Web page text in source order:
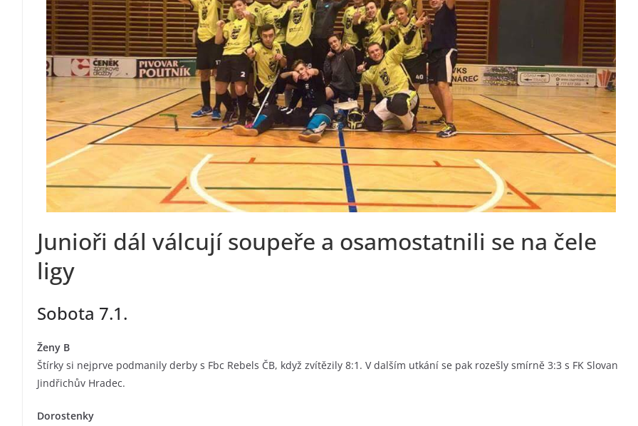
Junioři dál válcují soupeře a osamostatnili se na čele
ligy
Sobota 7.1.
Ženy B
Štírky si nejprve podmanily derby s Fbc Rebels ČB, když zvítězily 8:1. V dalším utkání se pak rozešly smírně 3:3 s FK Slovan
Jindřichův Hradec.
Dorostenky